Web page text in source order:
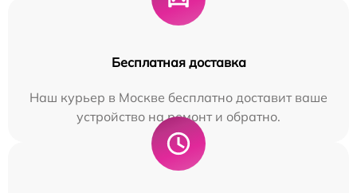
Бесплатная доставка
Наш курьер в Москве бесплатно доставит ваше
устройство на ремонт и обратно.